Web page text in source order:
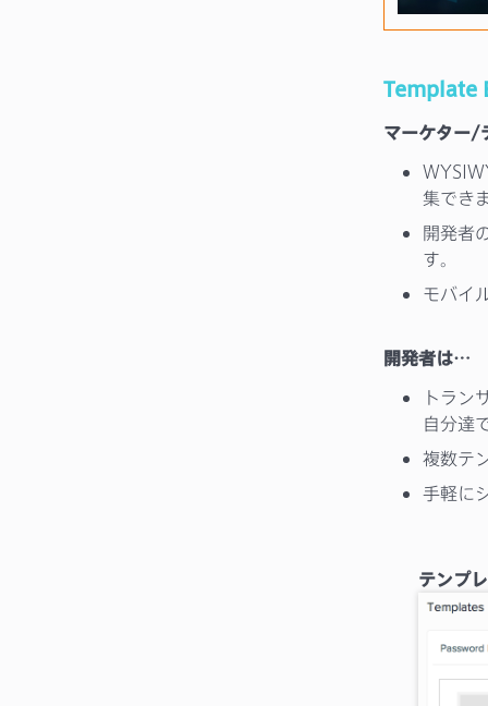
Template
マーケター/
集でき
開発者
す。
モバイ
開発者は…
トラン
自分達
複数テ
手軽に
テンプ